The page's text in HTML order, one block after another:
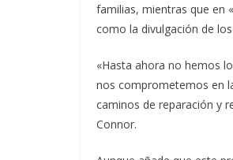
familias, mientras que en
como la divulgación de
«Hasta ahora no hemos
nos comprometemos en
caminos de reparación y
Connor.